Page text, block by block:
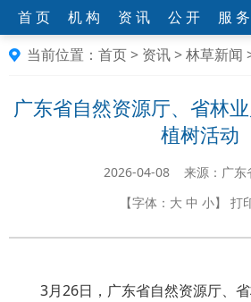
首 页 机 构 资 讯 公 开 服 务
当前位置： 首页> 资讯>林草新闻
广东省自然资源厅、省林
植树活动
2026-04-08 来源：​广东
【字体： 大 中 小】 打
3月26日，广东省自然资源厅、